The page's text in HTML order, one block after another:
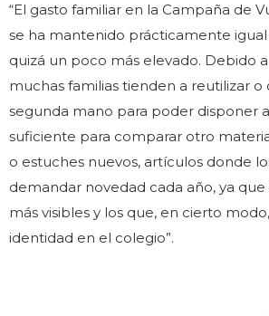
“El gasto familiar en la Campaña de
se ha mantenido prácticamente
quizá un poco más elevado. Debido
muchas familias tienden a reutilizar
segunda mano para poder disponer
suficiente para comparar otro
o estuches nuevos, artículos donde
demandar novedad cada año, ya
más visibles y los que, en cierto
identidad en el colegio”.